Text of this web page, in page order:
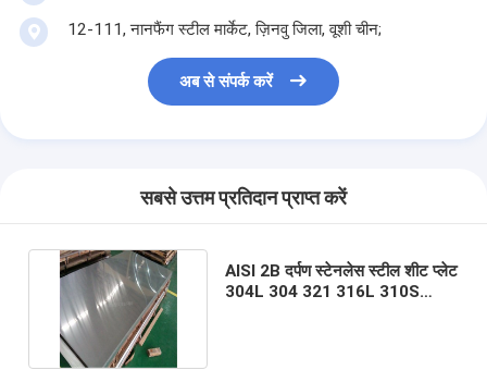
12-111, नानफैंग स्टील मार्केट, ज़िनवु जिला, वूशी चीन;
अब से संपर्क करें
सबसे उत्तम प्रतिदान प्राप्त करें
AISI 2B दर्पण स्टेनलेस स्टील शीट प्लेट
304L 304 321 316L 310S